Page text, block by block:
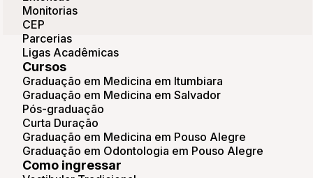
Monitorias
CEP
Parcerias
Ligas Acadêmicas
Cursos
Graduação em Medicina em Itumbiara
Graduação em Medicina em Salvador
Pós-graduação
Curta Duração
Graduação em Medicina em Pouso Alegre
Graduação em Odontologia em Pouso Alegre
Como ingressar